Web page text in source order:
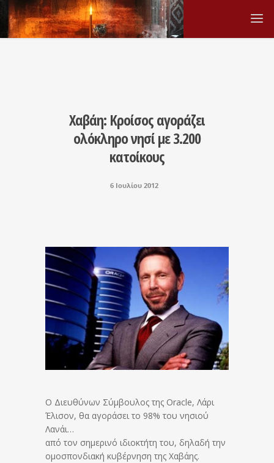
Χαβάη: Κροίσος αγοράζει
ολόκληρο νησί με 3.200
κατοίκους
6 Ιουλίου 2012
O Διευθύνων Σύμβουλος της Oracle, Λάρι
Έλισον, θα αγοράσει το 98% του νησιού
Λανάι…
από τον σημερινό ιδιοκτήτη του, δηλαδή την
ομοσπονδιακή κυβέρνηση της Χαβάης.